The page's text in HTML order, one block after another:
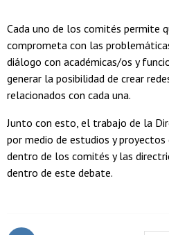
Cada uno de los comités permite
comprometa con las
diálogo con académicas/os y
generar la posibilidad de crear
relacionados con cada una.
Junto con esto, el trabajo de la
por medio de estudios y
dentro de los comités y las
dentro de este debate.